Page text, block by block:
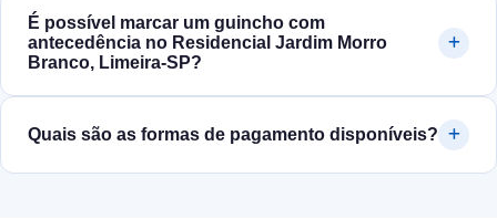
É possível marcar um guincho com
antecedência no Residencial Jardim Morro
Branco, Limeira‑SP?
Quais são as formas de pagamento disponíveis?